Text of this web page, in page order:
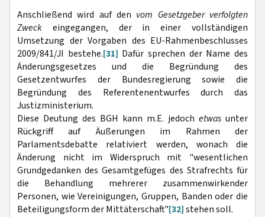
Anschließend wird auf den vom Gesetzgeber verfolgten
Zweck eingegangen, der in einer vollständigen
Umsetzung der Vorgaben des EU-Rahmenbeschlusses
2009/841/JI bestehe.[31] Dafür sprechen der Name des
Änderungsgesetzes und die Begründung des
Gesetzentwurfes der Bundesregierung sowie die
Begründung des Referentenentwurfes durch das
Justizministerium.
Diese Deutung des BGH kann m.E. jedoch etwas unter
Rückgriff auf Äußerungen im Rahmen der
Parlamentsdebatte relativiert werden, wonach die
Änderung nicht im Widerspruch mit "wesentlichen
Grundgedanken des Gesamtgefüges des Strafrechts für
die Behandlung mehrerer zusammenwirkender
Personen, wie Vereinigungen, Gruppen, Banden oder die
Beteiligungsform der Mittäterschaft"[32]stehen soll.